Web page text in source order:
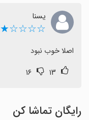
یسنا
☆☆☆☆★
اصلا خوب نبود
۱۳ ۱۶
رایگان تماشا کن